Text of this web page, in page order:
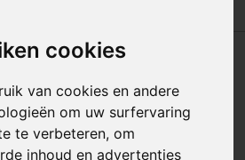
cookies
van cookies en andere
om uw surfervaring
te verbeteren, om
inhoud en advertenties
plastic liniaal 15